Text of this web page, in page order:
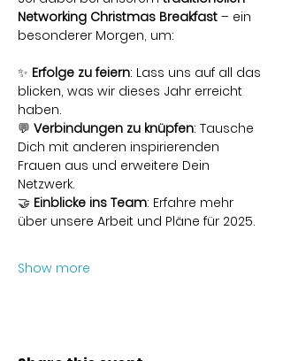
Networking Christmas Breakfast – ein
besonderer Morgen, um:
✨ Erfolge zu feiern: Lass uns auf all das
blicken, was wir dieses Jahr erreicht
haben.
💬 Verbindungen zu knüpfen: Tausche
Dich mit anderen inspirierenden
Frauen aus und erweitere Dein
Netzwerk.
🤝 Einblicke ins Team: Erfahre mehr
über unsere Arbeit und Pläne für 2025.
Show more